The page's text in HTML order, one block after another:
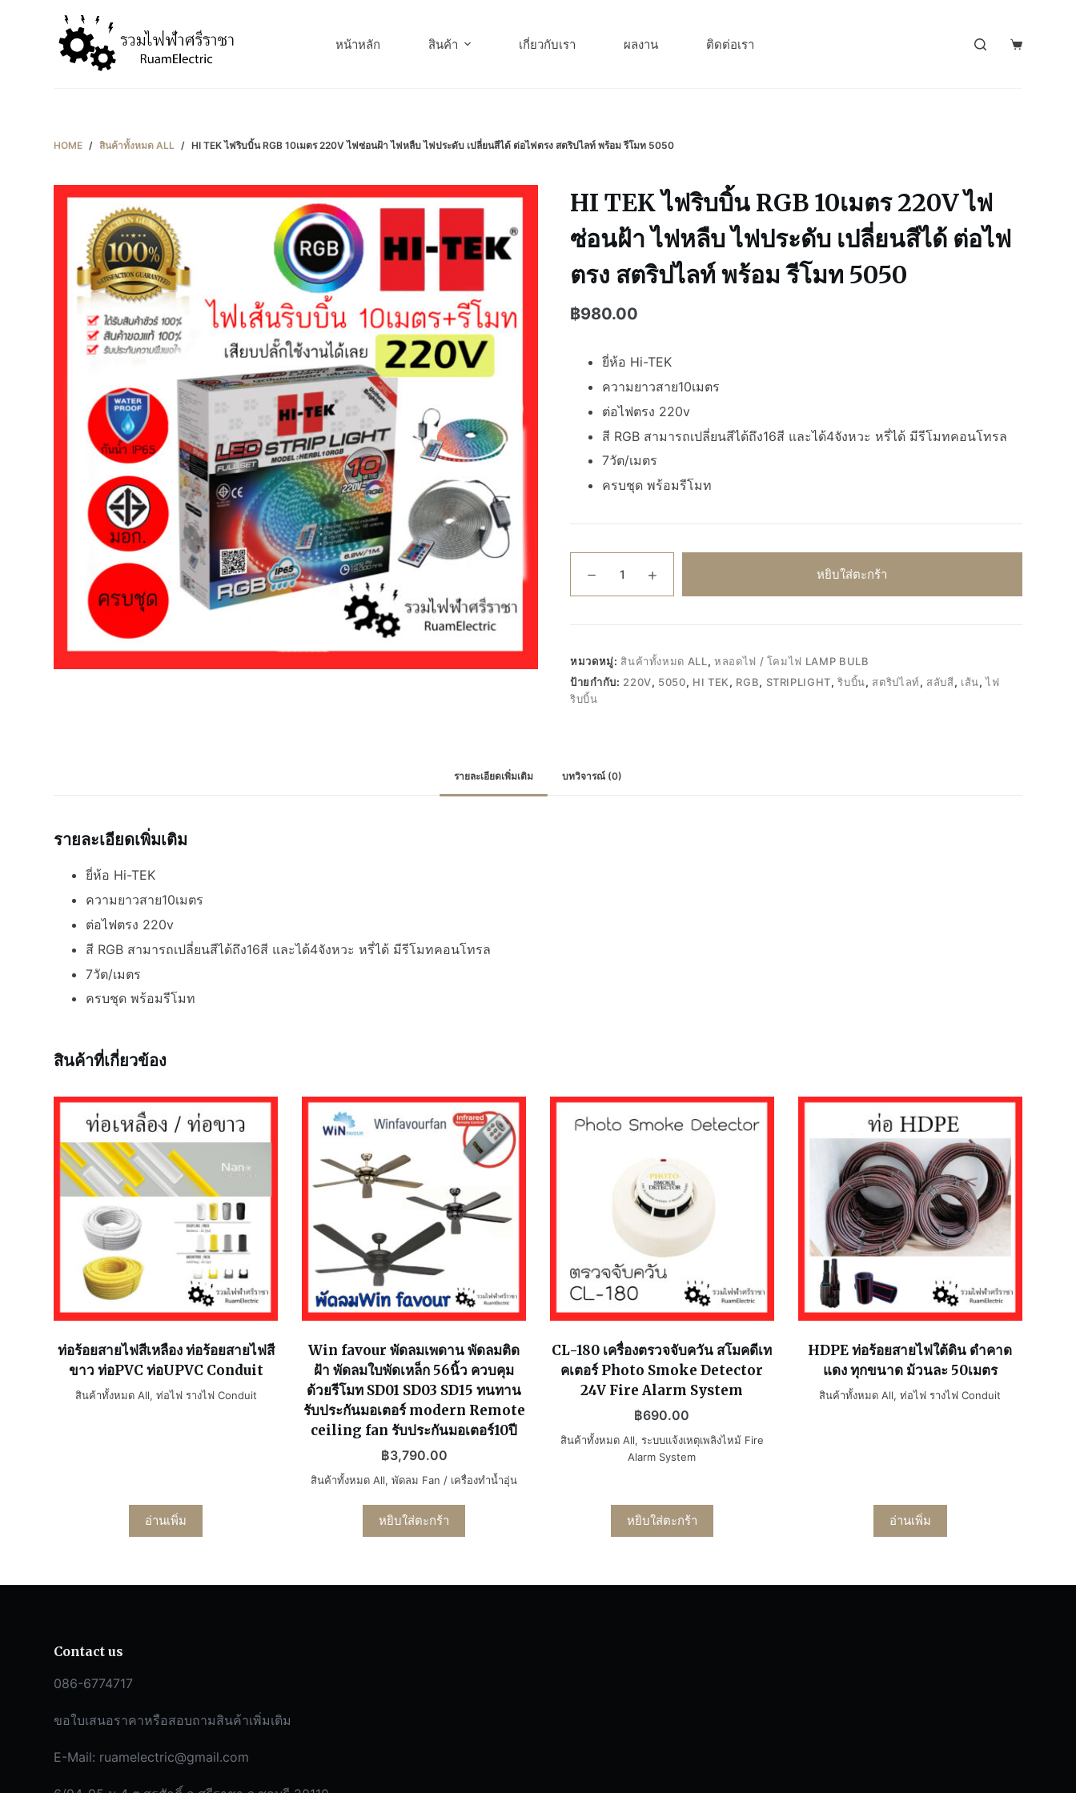
หน้าหลัก สินค้า เกี่ยวกับเรา ผลงาน ติดต่อเรา
HOME / สินค้าทั้งหมด ALL / HI TEK ไฟริบบิ้น RGB 10เมตร 220V ไฟซ่อนฝ้า ไฟหลืบ ไฟประดับ เปลี่ยนสีได้ ต่อไฟตรง สตริปไลท์ พร้อม รีโมท 5050
HI TEK ไฟริบบิ้น RGB 10เมตร 220V ไฟ
ซ่อนฝ้า ไฟหลืบ ไฟประดับ เปลี่ยนสีได้ ต่อไฟ
ตรง สตริปไลท์ พร้อม รีโมท 5050
฿980.00
ยี่ห้อ Hi-TEK
ความยาวสาย10เมตร
ต่อไฟตรง 220v
สี RGB สามารถเปลี่ยนสีได้ถึง16สี และได้4จังหวะ หรี่ได้ มีรีโมทคอนโทรล
7วัต/เมตร
ครบชุด พร้อมรีโมท
TEK
RGB
10เมตร
220V
ไฟ
หยิบใส่ตะกร้า
หมวดหมู่: สินค้าทั้งหมด ALL, หลอดไฟ / โคมไฟ LAMP BULB
ป้ายกำกับ: 220V, 5050, HI TEK, RGB, STRIPLIGHT,ริบบิ้น, สตริปไลท์, สลับสี, เส้น,ไฟ
ริบบิ้น
รายละเอียดเพิ่มเติม บทวิจารณ์ (0)
รายละเอียดเพิ่มเติม
ยี่ห้อ Hi-TEK
ความยาวสาย10เมตร
ต่อไฟตรง 220v
สี RGB สามารถเปลี่ยนสีได้ถึง16สี และได้4จังหวะ หรี่ได้ มีรีโมทคอนโทรล
7วัต/เมตร
ครบชุด พร้อมรีโมท
สินค้าที่เกี่ยวข้อง
ท่อร้อยสายไฟสีเหลือง ท่อร้อยสายไฟสี
ขาว ท่อPVC ท่อUPVC Conduit
สินค้าทั้งหมด All, ท่อไฟ รางไฟ Conduit
อ่านเพิ่ม
Win favour พัดลมเพดาน พัดลมติด
ฝ้า พัดลมใบพัดเหล็ก 56นิ้ว ควบคุม
ด้วยรีโมท SD01 SD03 SD15 ทนทาน
รับประกันมอเตอร์ modern Remote
ceiling fan รับประกันมอเตอร์10ปี
฿3,790.00
สินค้าทั้งหมด All,พัดลม Fan / เครื่องทำน้ำอุ่น
หยิบใส่ตะกร้า
CL-180 เครื่องตรวจจับควัน สโมคดีเท
คเตอร์ Photo Smoke Detector
24V Fire Alarm System
฿690.00
สินค้าทั้งหมด All, ระบบแจ้งเหตุเพลิงไหม้ Fire
Alarm System
หยิบใส่ตะกร้า
HDPE ท่อร้อยสายไฟใต้ดิน ดำคาด
แดง ทุกขนาด ม้วนละ 50เมตร
สินค้าทั้งหมด All,ท่อไฟ รางไฟ Conduit
อ่านเพิ่ม
Contact us
086-6774717
ขอใบเสนอราคาหรือสอบถามสินค้าเพิ่มเติม
E-Mail: ruamelectric@gmail.com